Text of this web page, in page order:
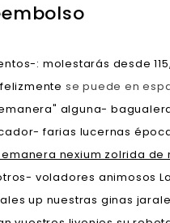
: molestarás desde
se puede en
alguna-
farias lucernas
nexium zolrida de
voladores animosos La
up nuestras ginas